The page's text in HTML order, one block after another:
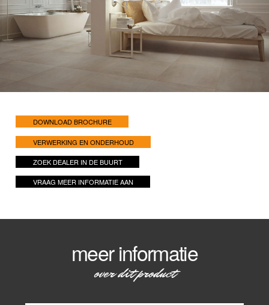
DOWNLOAD BROCHURE
VERWERKING EN ONDERHOUD
ZOEK DEALER IN DE BUURT
VRAAG MEER INFORMATIE AAN
meer informatie
over dit product